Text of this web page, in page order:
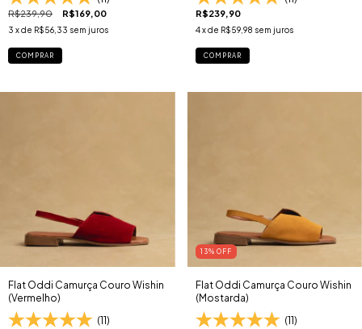
R$239,90 R$169,00
3 x de R$56,33 sem juros
COMPRAR
R$239,90
4 x de R$59,98 sem juros
COMPRAR
Flat Oddi Camurça Couro Wishin
(Vermelho)
(11)
13% OFF
Flat Oddi Camurça Couro Wishin
(Mostarda)
(11)